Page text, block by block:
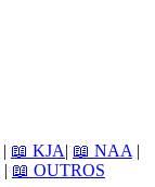
| 📖 KJA| 📖 NAA |
| 📖 OUTROS